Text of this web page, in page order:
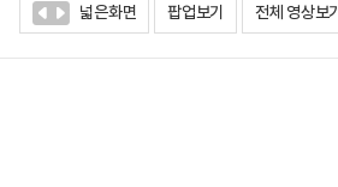
넓은화면 팝업보기 전체 영상보기